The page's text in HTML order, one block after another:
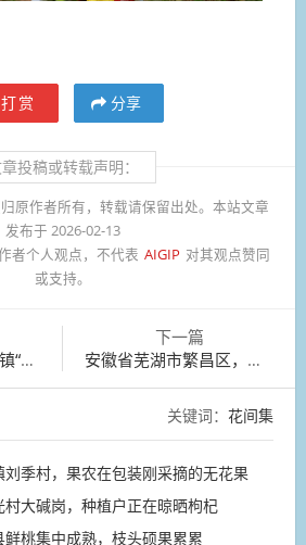
打赏 分享
投稿或转载声明：
原作者所有，转载请保留出处。本站文章
发布于 2026-02-13
者个人观点，不代表 AIGIP 对其观点赞同
或支持。
席
下一篇
安徽省芜湖市繁昌区，因地制宜开展“茶叶+青梅”套种模式
关键词： 花间集
季村，果农在包装刚采摘的无花果
大碱岗，种植户正在晾晒枸杞
桃集中成熟，枝头硕果累累